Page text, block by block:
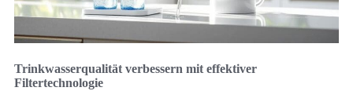
Trinkwasserqualität verbessern mit effektiver
Filtertechnologie